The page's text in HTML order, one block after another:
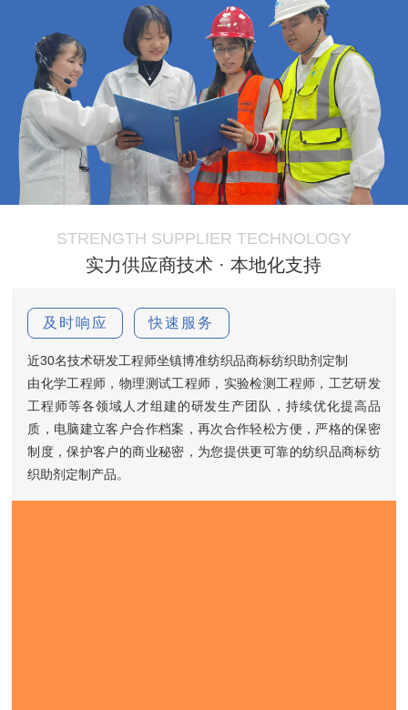
STRENGTH SUPPLIER TECHNOLOGY
实力供应商技术 · 本地化支持
及时响应 快速服务
近30名技术研发工程师坐镇博准纺织品商标纺织助剂定制
由化学工程师，物理测试工程师，实验检测工程师，工艺研发
工程师等各领域人才组建的研发生产团队，持续优化提高品
质，电脑建立客户合作档案，再次合作轻松方便，严格的保密
制度，保护客户的商业秘密，为您提供更可靠的纺织品商标纺
织助剂定制产品。